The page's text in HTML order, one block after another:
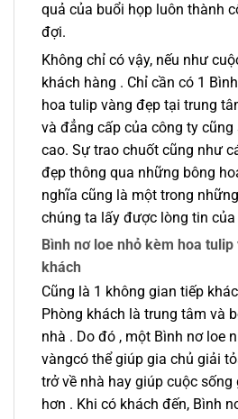
quả của buổi họp luôn thành
đợi.
Không chỉ có vậy, nếu như
khách hàng . Chỉ cần có 1
hoa tulip vàng đẹp tại trung
và đẳng cấp của công ty
cao. Sự trao chuốt cũng như
đẹp thông qua những bông
nghĩa cũng là một trong
chúng ta lấy được lòng tin
Bình nơ loe nhỏ kèm hoa
khách
Cũng là 1 không gian tiếp
Phòng khách là trung tâm và
nhà . Do đó , một Bình nơ loe
vàngcó thể giúp gia chủ giải
trở về nhà hay giúp cuộc
hơn . Khi có khách đến, Bình